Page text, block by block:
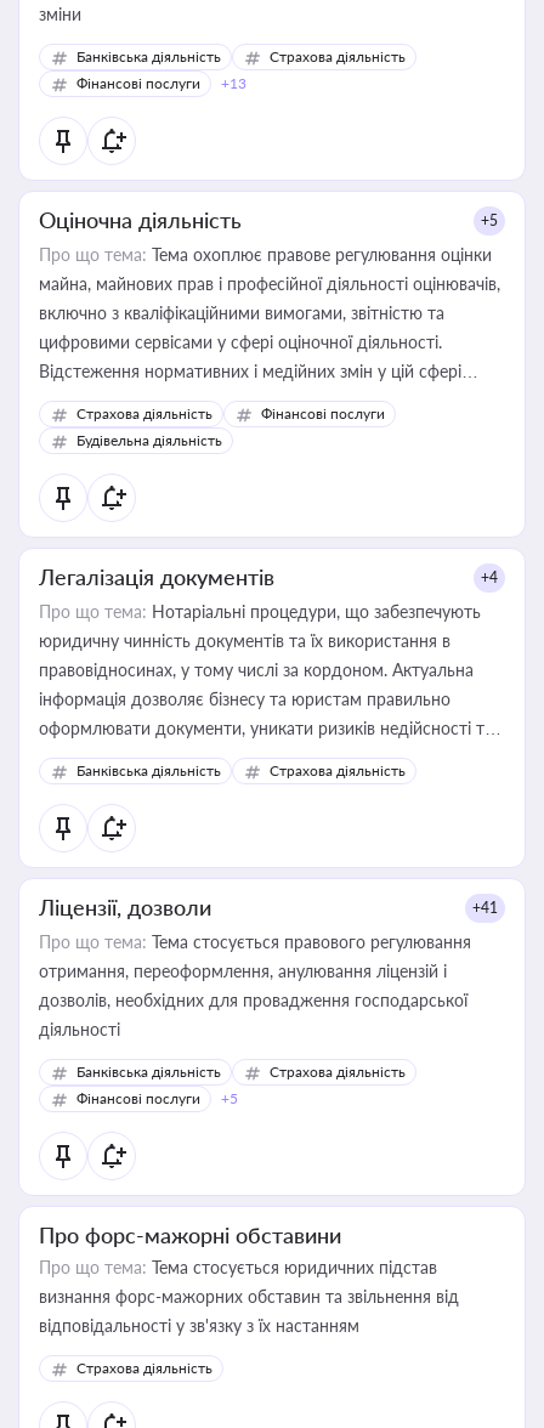
зміни
Банківська діяльність
Страхова діяльність
Фінансові послуги
+13
Оціночна діяльність +5
Про що тема: Тема охоплює правове регулювання оцінки
майна, майнових прав і професійної діяльності оцінювачів,
включно з кваліфікаційними вимогами, звітністю та
цифровими сервісами у сфері оціночної діяльності.
Відстеження нормативних і медійних змін у цій сфері
корисне для власника бізнесу, керівника, юриста або
бухгалтера під час оподаткування, приватизації, оренди
державного майна, корпоративних угод і перевірки
статусу суб'єктів оціночної діяльності
Страхова діяльність
Фінансові послуги
Будівельна діяльність
Легалізація документів +4
Про що тема: Нотаріальні процедури, що забезпечують
юридичну чинність документів та їх використання в
правовідносинах, у тому числі за кордоном. Актуальна
інформація дозволяє бізнесу та юристам правильно
оформлювати документи, уникати ризиків недійсності та
забезпечувати їх належне прийняття органами влади та
контрагентами
Банківська діяльність Страхова діяльність
Ліцензії, дозволи +41
Про що тема: Тема стосується правового регулювання
отримання, переоформлення, анулювання ліцензій і
дозволів, необхідних для провадження господарської
діяльності
Банківська діяльність
Страхова діяльність
Фінансові послуги
+5
Про форс-мажорні обставини
Про що тема: Тема стосується юридичних підстав
визнання форс-мажорних обставин та звільнення від
відповідальності у зв'язку з їх настанням
Страхова діяльність